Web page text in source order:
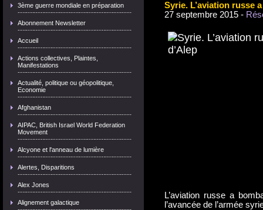
3ème guerre mondiale en préparation
Abonnement Newsletter
Accueil
Actions collectives, Plaintes,
Manifestations
Actualité, politique ou géopolitique,
Economie
Afghanistan
AIPAC, British Israel World Federation
Movement
Alcyone et l'anneau de lumière
Alertes, Disparitions
Alex Jones
Alignement galactique
Syrie. L’aviation russe
27 septembre 2015 -
L’aviation russe a
l’avancée de l’armée